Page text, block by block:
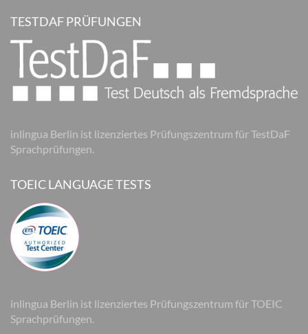
TESTDAF PRÜFUNGEN
inlingua Berlin ist lizenziertes Prüfungszentrum für TestDaF
Sprachprüfungen.
TOEIC LANGUAGE TESTS
inlingua Berlin ist lizenziertes Prüfungszentrum für TOEIC
Sprachprüfungen.